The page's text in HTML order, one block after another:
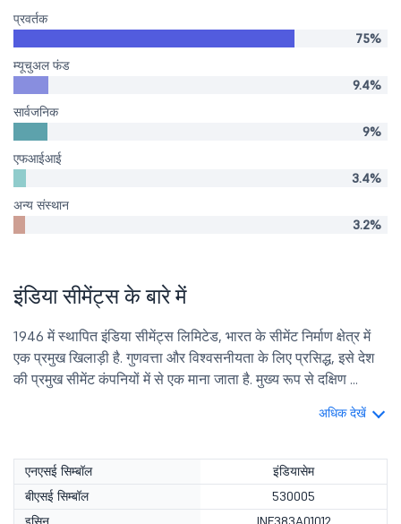
प्रवर्तक
75%
म्यूचुअल फंड
9.4%
सार्वजनिक
9%
एफआईआई
3.4%
अन्य संस्थान
3.2%
इंडिया सीमेंट्स के बारे में
1946 में स्थापित इंडिया सीमेंट्स लिमिटेड, भारत के सीमेंट निर्माण क्षेत्र में
एक प्रमुख खिलाड़ी है. गुणवत्ता और विश्वसनीयता के लिए प्रसिद्ध, इसे देश
की प्रमुख सीमेंट कंपनियों में से एक माना जाता है. मुख्य रूप से दक्षिण ...
अधिक देखें
एनएसई सिम्बॉल
इंडियासेम
बीएसई सिम्बॉल
530005